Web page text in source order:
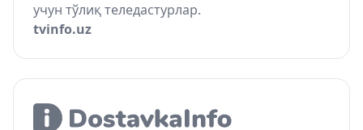
учун тўлиқ теледастурлар.
tvinfo.uz